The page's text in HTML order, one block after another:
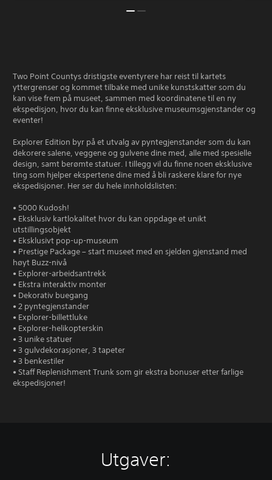
Two Point Countys dristigste eventyrere har reist til kartets
yttergrenser og kommet tilbake med unike kunstskatter som du
kan vise frem på museet, sammen med koordinatene til en ny
ekspedisjon, hvor du kan finne eksklusive museumsgjenstander og
eventer!
Explorer Edition byr på et utvalg av pyntegjenstander som du kan
dekorere salene, veggene og gulvene dine med, alle med spesielle
design, samt berømte statuer. I tillegg vil du finne noen eksklusive
ting som hjelper ekspertene dine med å bli raskere klare for nye
ekspedisjoner. Her ser du hele innholdslisten:
• 5000 Kudosh!
• Eksklusiv kartlokalitet hvor du kan oppdage et unikt
utstillingsobjekt
• Eksklusivt pop-up-museum
• Prestige Package – start museet med en sjelden gjenstand med
høyt Buzz-nivå
• Explorer-arbeidsantrekk
• Ekstra interaktiv monter
• Dekorativ buegang
• 2 pyntegjenstander
• Explorer-billettluke
• Explorer-helikopterskin
• 3 unike statuer
• 3 gulvdekorasjoner, 3 tapeter
• 3 benkestiler
• Staff Replenishment Trunk som gir ekstra bonuser etter farlige
ekspedisjoner!
Utgaver: